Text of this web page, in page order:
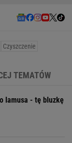
Czyszczenie
TEMATÓW
lamusa - tę bluzkę